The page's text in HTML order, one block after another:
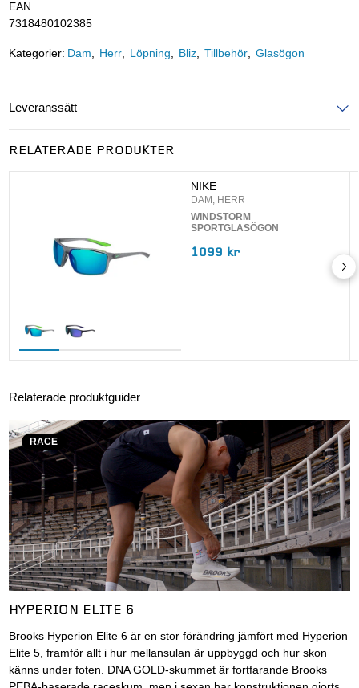
EAN
7318480102385
Kategorier: Dam Herr Löpning Bliz Tillbehör Glasögon
Leveranssätt
Ange postnummer för att se leveranssätt
RELATERADE PRODUKTER
NIKE
DAM, HERR
WINDSTORM
SPORTGLASÖGON
1099 kr
Relaterade produktguider
RACE
HYPERION ELITE 6
Brooks Hyperion Elite 6 är en stor förändring jämfört med Hyperion
Elite 5, framför allt i hur mellansulan är uppbyggd och hur skon
känns under foten. DNA GOLD-skummet är fortfarande Brooks